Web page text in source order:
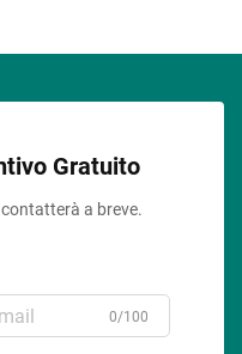
Gratuito
a breve.
0/100